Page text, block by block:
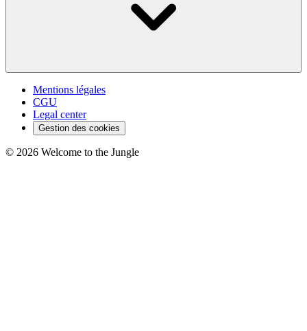
Mentions légales
CGU
Legal center
Gestion des cookies
© 2026 Welcome to the Jungle